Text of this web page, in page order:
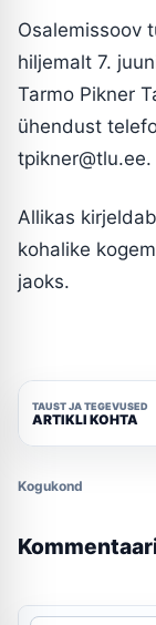
Osalemissoov
hiljemalt 7.
Tarmo Pikner
ühendust
tpikner@tlu.ee.
Allikas
kohalike
jaoks.
TAUST JA TEGEVUSED
ARTIKLI KOHTA
Kogukond